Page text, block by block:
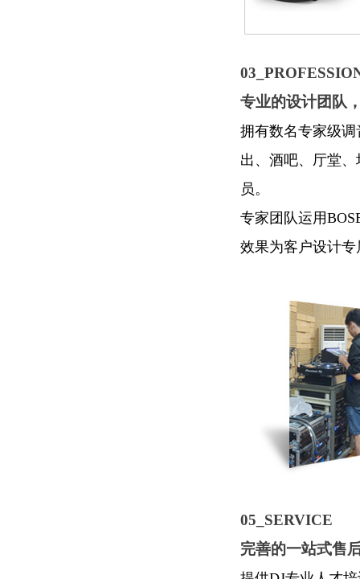
专业的设计团队
拥有数名专家级
出、酒吧、厅堂
员。
专家团队运用
效果为客户设计
05_SERVICE
完善的一站式售